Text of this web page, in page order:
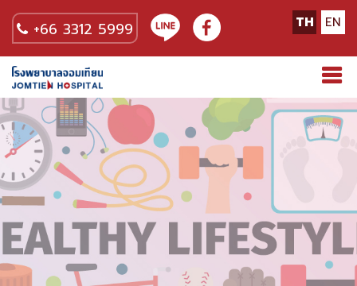
+66 3312 5999 TH EN